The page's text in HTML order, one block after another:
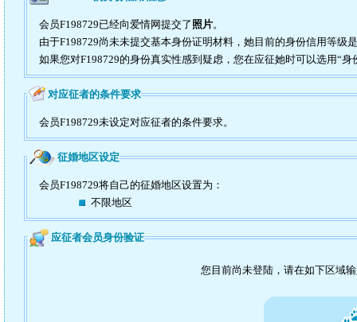
会员F198729已经向爱情网提交了 照片。
由于F198729尚未未提交基本身份证明材料，她目前的身份信用等级
如果您对F198729的身份真实性感到疑虑，您在应征她时可以选用“身
对应征者的条件要求
会员F198729未设定对应征者的条件要求。
征婚地区设定
会员F198729将自己的征婚地区设置为：
不限地区
应征者会员身份验证
您目前尚未登陆，请在如下区域